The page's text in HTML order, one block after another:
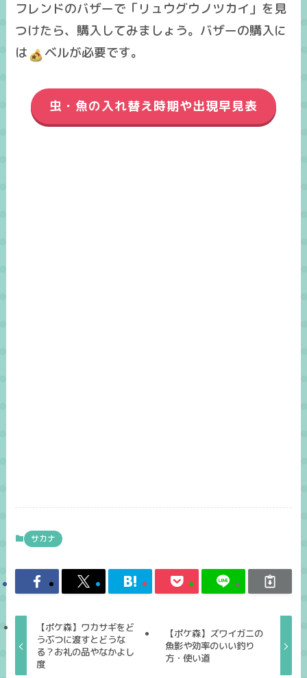
フレンドのバザーで「リュウグウノツカイ」を見
つけたら、購入してみましょう。バザーの購入に
は
ベルが必要です。
虫・魚の入れ替え時期や出現早見表
サカナ
【ポケ森】ワカサギをど
うぶつに渡すとどうな
る？お礼の品やなかよし
度
【ポケ森】ズワイガニの
魚影や効率のいい釣り
方・使い道